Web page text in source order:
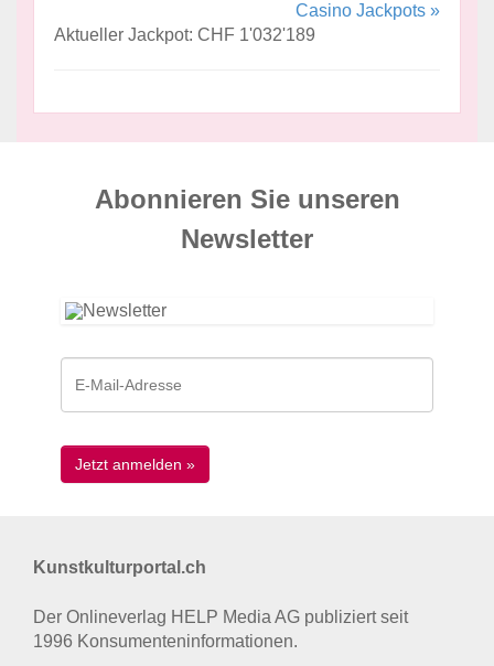
Casino Jackpots »
Aktueller Jackpot: CHF 1'032'189
Abonnieren Sie unseren
News­letter
Kunstkulturportal.ch
Der Onlineverlag HELP Media AG publiziert seit
1996 Konsumenten­informationen.